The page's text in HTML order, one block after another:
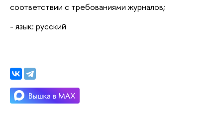
соответствии с требованиями журналов;
- язык: русский